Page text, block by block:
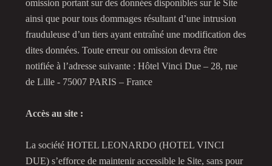
omission portant sur des données disponibles sur le Site
ainsi que pour tous dommages résultant d’une intrusion
frauduleuse d’un tiers ayant entraîné une modification des
dites données. Toute erreur ou omission devra être
notifiée à l’adresse suivante : Hôtel Vinci Due – 28, rue
de Lille - 75007 PARIS – France
Accès au site :
La société HOTEL LEONARDO (HOTEL VINCI
DUE) s’efforce de maintenir accessible le Site, sans pour